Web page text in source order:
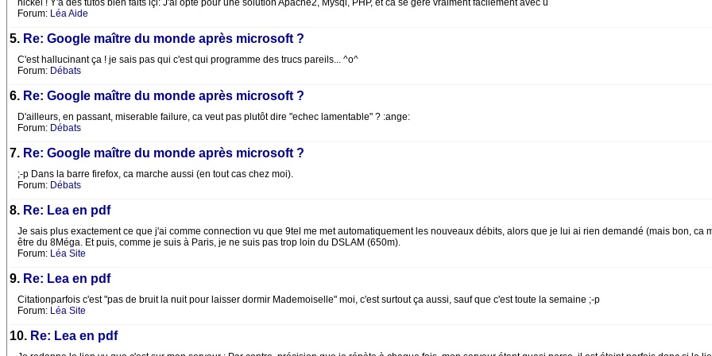
nickel ! Y'a des tutos bien faits içi: J'ai opté pour une solution Apache2, Mysql, PHP, et ca se gère vraiment facilement avec u
Forum: Léa Aide
5. Re: Google maître du monde après microsoft ?
C'est hallucinant ça ! je sais pas qui c'est qui programme des trucs pareils... ^o^
Forum: Débats
6. Re: Google maître du monde après microsoft ?
D'ailleurs, en passant, miserable failure, ca veut pas plutôt dire "echec lamentable" ? :ange:
Forum: Débats
7. Re: Google maître du monde après microsoft ?
;-p Dans la barre firefox, ca marche aussi (en tout cas chez moi).
Forum: Débats
8. Re: Lea en pdf
Je sais plus exactement ce que j'ai comme connection vu que 9tel me met automatiquement les nouveaux débits, alors que je lui ai rien demandé (mais bon,
être du 8Méga. Et puis, comme je suis à Paris, je ne suis pas trop loin du DSLAM (650m).
Forum: Léa Site
9. Re: Lea en pdf
Citationparfois c'est "pas de bruit la nuit pour laisser dormir Mademoiselle" moi, c'est surtout ça aussi, sauf que c'est toute la semaine ;-p
Forum: Léa Site
10. Re: Lea en pdf